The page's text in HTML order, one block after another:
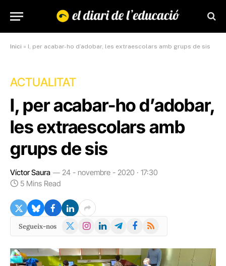
Inici » I, per acabar-ho d’adobar, les extraescolars amb grups de sis
ACTUALITAT
I, per acabar-ho d’adobar,
les extraescolars amb
grups de sis
Víctor Saura
24 - novembre - 2020 · 17:30
5 Mins Read
Segueix-nos
X
Instagram
LinkedInTelegramFacebook
RSS